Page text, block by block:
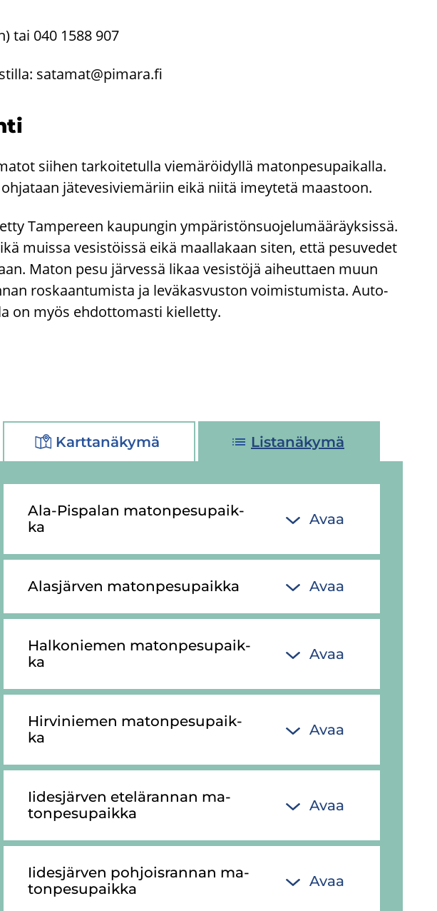
tai 040 1588 907
sa­ta­mat@pi­ma­ra.fi
sii­hen tar­koi­te­tul­la vie­mä­röi­dyl­lä ma­ton­pe­su­pai­kal­la.
jä­te­ve­si­vie­mä­riin eikä niitä imey­te­tä maas­toon.
Tam­pe­reen kau­pun­gin ym­pä­ris­tön­suo­je­lu­mää­räyk­sis­sä.
muis­sa ve­sis­töis­sä eikä maal­la­kaan siten, että pe­su­ve­det
Maton pesu jär­ves­sä likaa ve­sis­tö­jä ai­heut­taen muun
ros­kaan­tu­mis­ta ja le­vä­kas­vus­ton voi­mis­tu­mis­ta. Au­to­
on myös eh­dot­to­mas­ti kiel­let­ty.
Karttanäkymä Listanäkymä
Ala-​Pispalan ma­ton­pe­su­paik­
ka
Avaa
Alas­jär­ven ma­ton­pe­su­paik­ka Avaa
Hal­ko­nie­men ma­ton­pe­su­paik­
ka
Avaa
Hir­vi­nie­men ma­ton­pe­su­paik­
ka
Avaa
Ii­des­jär­ven ete­lä­ran­nan ma­
ton­pe­su­paik­ka
Avaa
Ii­des­jär­ven poh­jois­ran­nan ma­
ton­pe­su­paik­ka
Avaa